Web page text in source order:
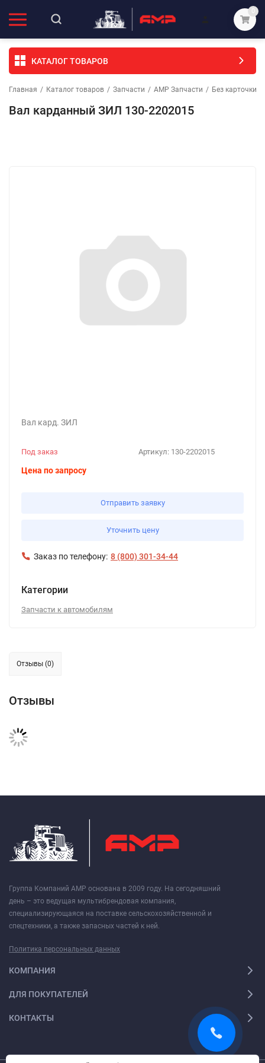
0
КАТАЛОГ ТОВАРОВ
Главная / Каталог товаров / Запчасти / АМР Запчасти / Без карточки
Вал карданный ЗИЛ 130-2202015
Вал кард. ЗИЛ
Артикул: 130-2202015
Под заказ
Цена по запросу
Отправить заявку
Уточнить цену
Заказ по телефону: 8 (800) 301-34-44
Категории
Запчасти к автомобилям
Отзывы (0)
Отзывы
Группа Компаний АМР основана в 2009 году. На сегодняшний
день – это ведущая мультибрендовая компания,
специализирующаяся на поставке сельскохозяйственной и
спецтехники, а также запасных частей к ней.
Политика персональных данных
КОМПАНИЯ
ДЛЯ ПОКУПАТЕЛЕЙ
КОНТАКТЫ